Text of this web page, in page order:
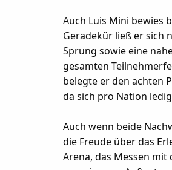
Auch Luis Mini bewies
Geradekür ließ er sich
Sprung sowie eine
gesamten
belegte er den achten
da sich pro Nation
Auch wenn beide
die Freude über das
Arena, das Messen